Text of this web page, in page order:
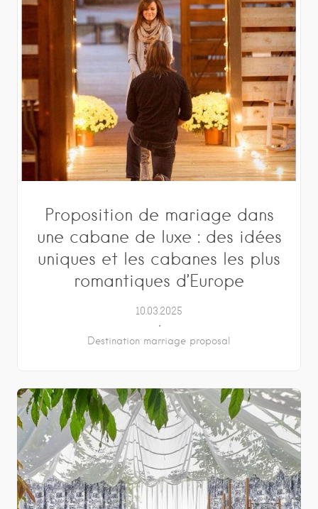
Proposition de mariage dans
une cabane de luxe : des idées
uniques et les cabanes les plus
romantiques d’Europe
10.03.2025
Destination marriage proposal